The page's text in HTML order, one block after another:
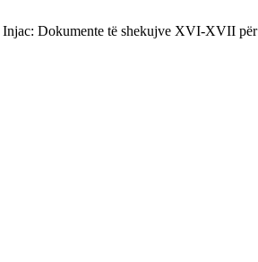
Injac: Dokumente të shekujve XVI-XVII